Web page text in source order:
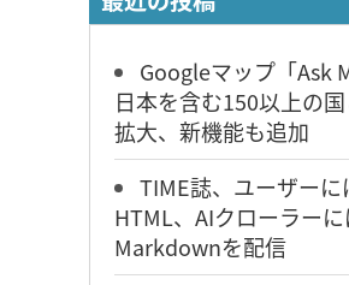
Googleマップ「Ask
日本を含む150以上の
拡大、新機能も追加
TIME誌、ユーザーに
HTML、AIクローラーに
Markdownを配信